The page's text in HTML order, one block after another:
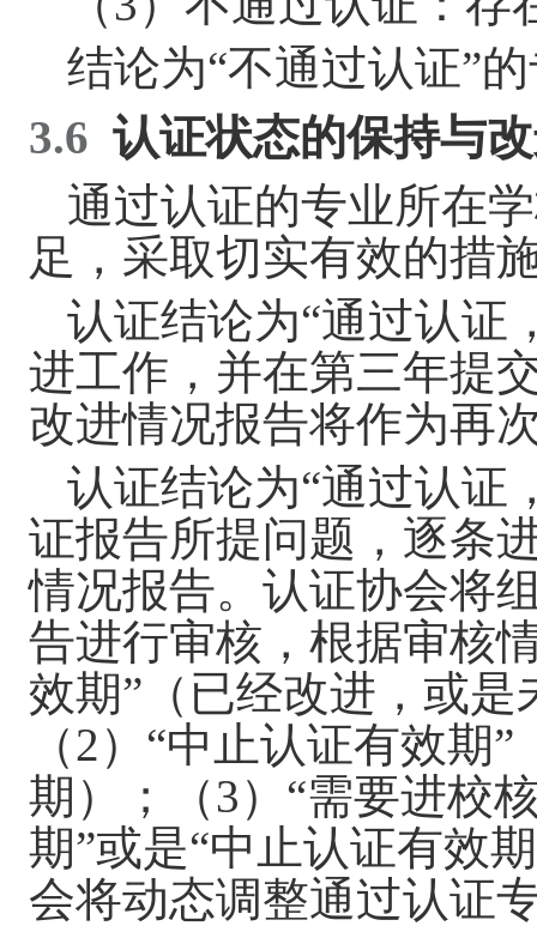
结论为“不通过认证”
3.6 认证状态的保持与
通过认证的专业所在
足，采取切实有效的措
认证结论为“通过认证
进工作，并在第三年提
改进情况报告将作为再
认证结论为“通过认证
证报告所提问题，逐条
情况报告。认证协会将
告进行审核，根据审核
效期”（已经改进，或
（2）“中止认证有效期
期）；（3）“需要进校
期”或是“中止认证有效
会将动态调整通过认证